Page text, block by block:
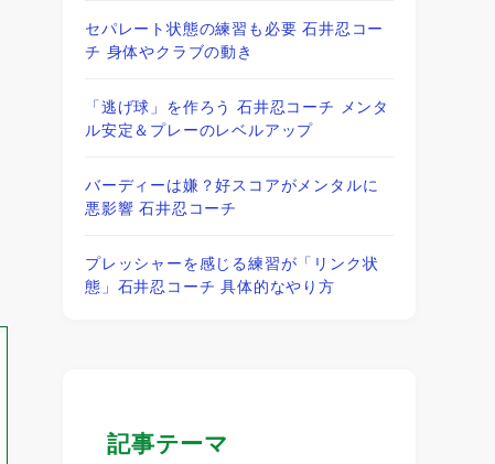
セパレート状態の練習も必要 石井忍コー
チ 身体やクラブの動き
「逃げ球」を作ろう 石井忍コーチ メンタ
ル安定＆プレーのレベルアップ
バーディーは嫌？好スコアがメンタルに
悪影響 石井忍コーチ
プレッシャーを感じる練習が「リンク状
態」石井忍コーチ 具体的なやり方
記事テーマ